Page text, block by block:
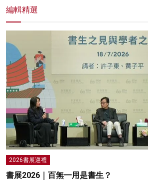
編輯精選
2026書展巡禮
書展2026｜百無一用是書生？